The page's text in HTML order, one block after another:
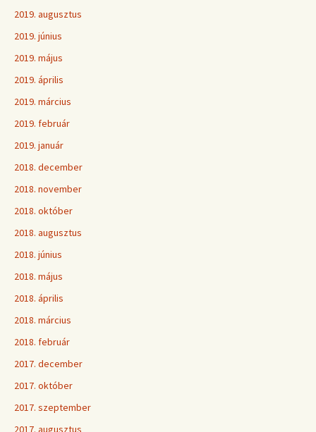
2019. augusztus
2019. június
2019. május
2019. április
2019. március
2019. február
2019. január
2018. december
2018. november
2018. október
2018. augusztus
2018. június
2018. május
2018. április
2018. március
2018. február
2017. december
2017. október
2017. szeptember
2017. augusztus